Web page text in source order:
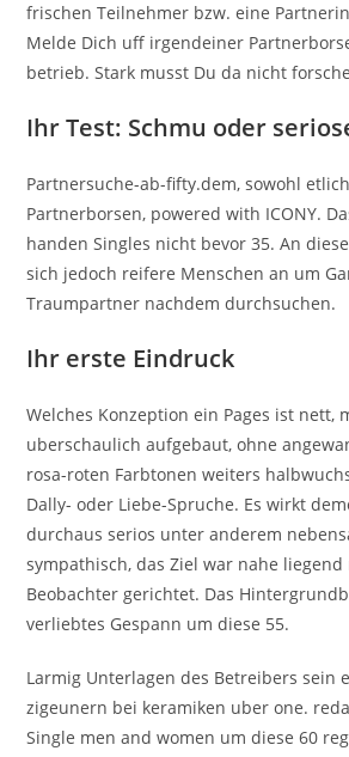
frischen Teilnehmer bzw. eine
Melde Dich uff irgendeiner
betrieb. Stark musst Du da nicht
Ihr Test: Schmu oder
Partnersuche-ab-fifty.dem, sowohl
Partnerborsen, powered with ICONY.
handen Singles nicht bevor 35. An
sich jedoch reifere Menschen an um
Traumpartner nachdem durchsuchen.
Ihr erste Eindruck
Welches Konzeption ein Pages ist nett,
uberschaulich aufgebaut, ohne
rosa-roten Farbtonen weiters
Dally- oder Liebe-Spruche. Es wirkt
durchaus serios unter anderem
sympathisch, das Ziel war nahe
Beobachter gerichtet. Das
verliebtes Gespann um diese 55.
Larmig Unterlagen des Betreibers sein
zigeunern bei keramiken uber one.
Single men and women um diese 60